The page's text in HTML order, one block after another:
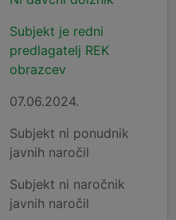
Subjekt je redni
predlagatelj REK
obrazcev
07.06.2024.
Subjekt ni ponudnik
javnih naročil
Subjekt ni naročnik
javnih naročil